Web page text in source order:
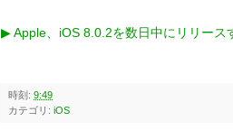
▶︎ Apple、iOS 8.0.2を数日中にリリース
時刻: 9:49
カテゴリ: iOS